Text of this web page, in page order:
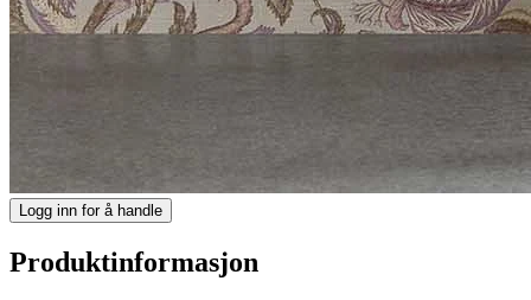
Logg inn for å handle
Produktinformasjon